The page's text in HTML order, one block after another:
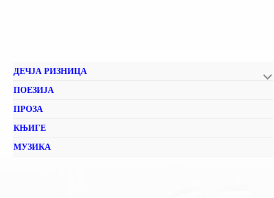
ДЕЧЈА РИЗНИЦА
ПОЕЗИЈА
ПРОЗА
КЊИГЕ
МУЗИКА